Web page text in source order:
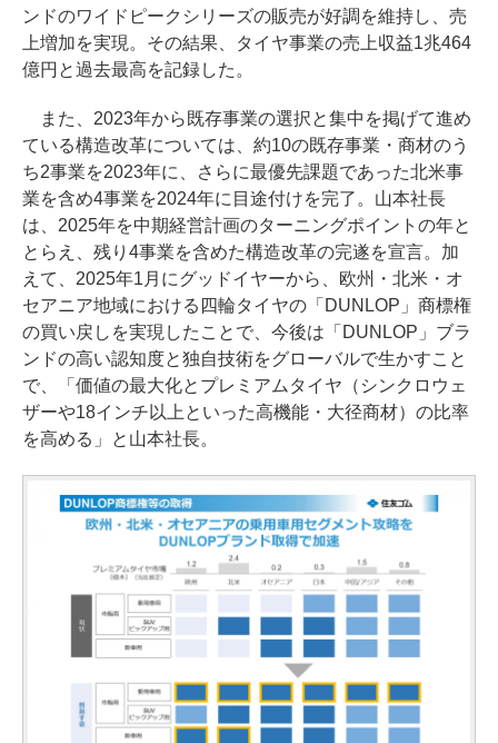
ンドのワイドピークシリーズの販売が好調を維持し、売
上増加を実現。その結果、タイヤ事業の売上収益1兆464
億円と過去最高を記録した。
また、2023年から既存事業の選択と集中を掲げて進め
ている構造改革については、約10の既存事業・商材のう
ち2事業を2023年に、さらに最優先課題であった北米事
業を含め4事業を2024年に目途付けを完了。山本社長
は、2025年を中期経営計画のターニングポイントの年と
とらえ、残り4事業を含めた構造改革の完遂を宣言。加
えて、2025年1月にグッドイヤーから、欧州・北米・オ
セアニア地域における四輪タイヤの「DUNLOP」商標権
の買い戻しを実現したことで、今後は「DUNLOP」ブラ
ンドの高い認知度と独自技術をグローバルで生かすこと
で、「価値の最大化とプレミアムタイヤ（シンクロウェ
ザーや18インチ以上といった高機能・大径商材）の比率
を高める」と山本社長。